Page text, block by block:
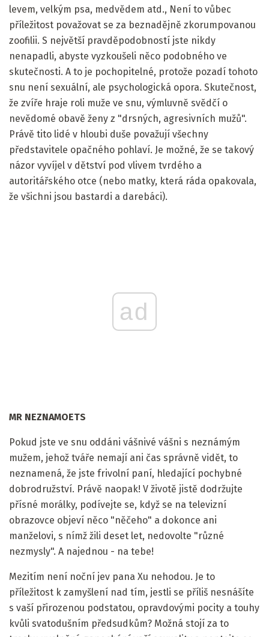
levem, velkým psa, medvědem atd., Není to vůbec
příležitost považovat se za beznadějně zkorumpovanou
zoofilii. S největší pravděpodobností jste nikdy
nenapadli, abyste vyzkoušeli něco podobného ve
skutečnosti. A to je pochopitelné, protože pozadí tohoto
snu není sexuální, ale psychologická opora. Skutečnost,
že zvíře hraje roli muže ve snu, výmluvně svědčí o
nevědomé obavě ženy z "drsných, agresivních mužů".
Právě tito lidé v hloubi duše považují všechny
představitele opačného pohlaví. Je možné, že se takový
názor vyvíjel v dětství pod vlivem tvrdého a
autoritářského otce (nebo matky, která ráda opakovala,
že všichni jsou bastardi a darebáci).
ad
MR NEZNAMOETS
Pokud jste ve snu oddáni vášnivé vášni s neznámým
mužem, jehož tváře nemají ani čas správně vidět, to
neznamená, že jste frivolní paní, hledající pochybné
dobrodružství. Právě naopak! V životě jistě dodržujte
přísné morálky, podívejte se, když se na televizní
obrazovce objeví něco "něčeho" a dokonce ani
manželovi, s nímž žili deset let, nedovolte "různé
nezmysly". A najednou - na tebe!
Mezitím není noční jev pana Xu nehodou. Je to
příležitost k zamyšlení nad tím, jestli se příliš nesnášíte
s vaší přirozenou podstatou, opravdovými pocity a touhy
kvůli svatodušním předsudkům? Možná stojí za to